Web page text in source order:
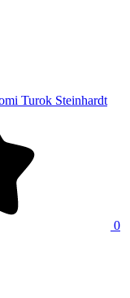
Turok Steinhardt
0